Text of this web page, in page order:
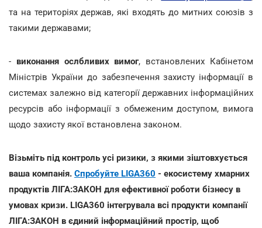
та на територіях держав, які входять до митних союзів з
такими державами;
- виконання ослбливих вимог, встановлених Кабінетом
Міністрів України до забезпечення захисту інформації в
системах залежно від категорії державних інформаційних
ресурсів або інформації з обмеженим доступом, вимога
щодо захисту якої встановлена законом.
Візьміть під контроль усі ризики, з якими зіштовхується
ваша компанія. Спробуйте LIGA360 - екосистему хмарних
продуктів ЛІГА:ЗАКОН для ефективної роботи бізнесу в
умовах кризи. LIGA360 інтегрувала всі продукти компанії
ЛІГА:ЗАКОН в єдиний інформаційний простір, щоб